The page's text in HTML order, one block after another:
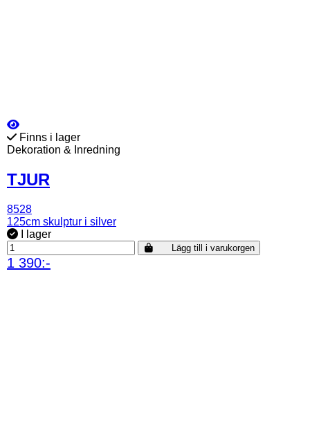
Finns i lager
Dekoration & Inredning
TJUR
8528
125cm skulptur i silver
I lager
Lägg till i varukorgen
1 390:-